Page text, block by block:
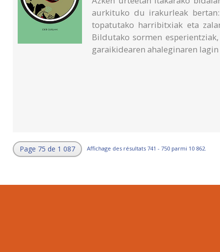
aurkituko du irakurleak
topatutako harribitxiak eta
Bildutako sormen
garaikidearen ahaleginaren
Page 75 de 1 087 Affichage des résultats 741 - 750 parmi 10 862.